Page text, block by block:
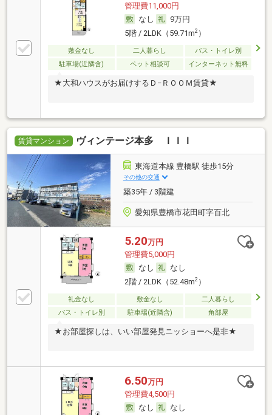
管理費11,000円
なし
9万円
5階 / 2LDK（59.71m2）
敷金なし 二人暮らし
バス・トイレ別
駐車場(近隣含)
ペット相談可 インターネット無料
★大和ハウスがお届けするＤ−ＲＯＯＭ賃貸★
賃貸マンション ヴィンテージ本多 ＩＩＩ
東海道本線 豊橋駅 徒歩15分
その他の交通
築35年 / 3階建
愛知県豊橋市花田町字百北
5.20万円
管理費5,000円
なし
なし
2階 / 2LDK（52.48m2）
礼金なし 敷金なし
二人暮らし
バス・トイレ別
駐車場(近隣含) 角部屋
★お部屋探しは、いい部屋発見ニッショーへ是非★
6.50万円
管理費4,500円
なし
なし